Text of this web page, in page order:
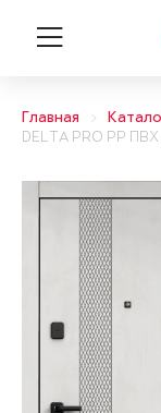
Главная
DELTA PRO PP